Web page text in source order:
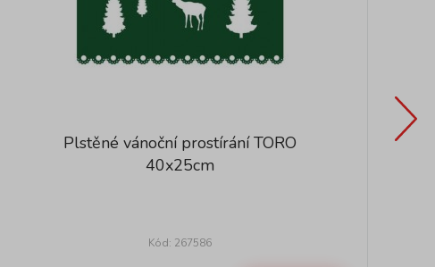
Plstěné vánoční prostírání TORO
40x25cm
Kód: 267586